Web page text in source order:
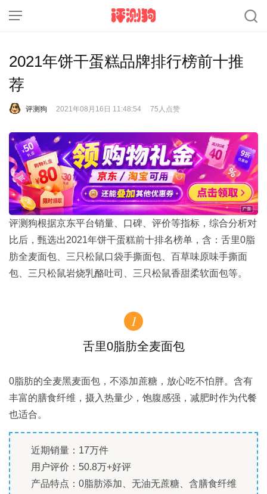
2021年饼干蛋糕品牌排行榜前十推
荐
评测狗 2021年08月16日 11:48:54 75人点赞
评测狗根据京东平台销量、口碑、评价等指标，综合分析对
比后，甄选出2021年饼干蛋糕前十排名榜单，含：舌里0脂
肪全麦面包、三只松鼠口袋手撕面包、百草味原味手撕面
包、三只松鼠岩烧乳酪吐司、三只松鼠香甜柔软面包等。
1
舌里0脂肪全麦面包
0脂肪的全麦黑麦面包，不添加蔗糖，放心吃不怕胖。含有
丰富的膳食纤维，摄入热量少，饱腹感强，减肥时作为代餐
也适合。
近期销量：17万件
用户评价：50.8万+好评
产品特点：0脂肪添加、无油无蔗糖、含膳食纤维